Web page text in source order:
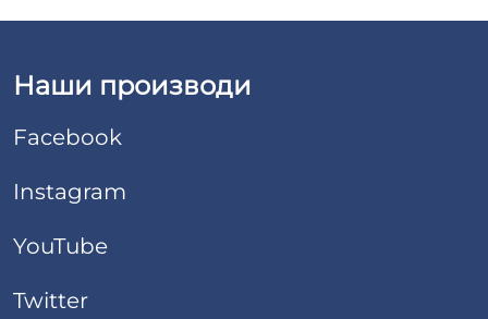
Наши производи
Facebook
Instagram
YouTube
Twitter